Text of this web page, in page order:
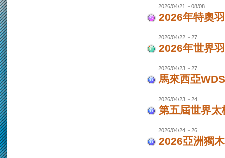
2026/04/21 ~ 08/08
2026年特奧
2026/04/22 ~ 27
2026年世界
2026/04/23 ~ 27
馬來西亞
2026/04/23 ~ 24
第五屆世界
2026/04/24 ~ 26
2026亞洲獨